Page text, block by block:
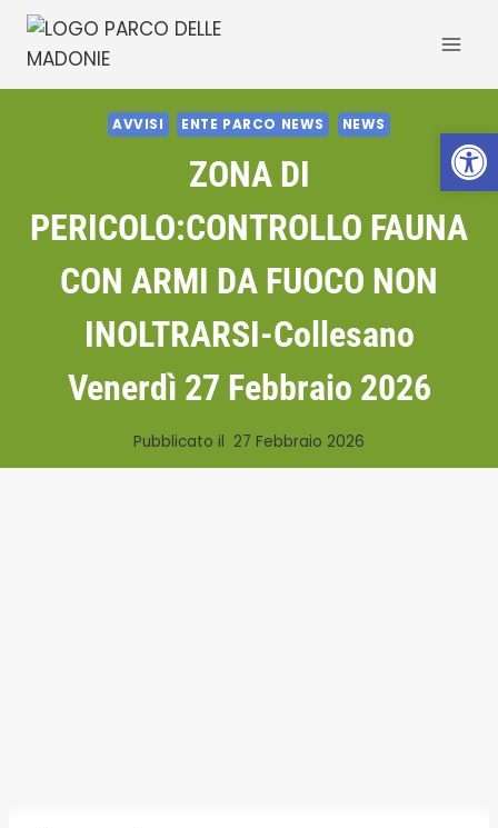
Salta
contenuto
AVVISI ENTE PARCO NEWS NEWS
ZONA DI
PERICOLO:CONTROLLO FAUNA
CON ARMI DA FUOCO NON
INOLTRARSI-Collesano
Venerdì 27 Febbraio 2026
Pubblicato il 27 Febbraio 2026
Apri